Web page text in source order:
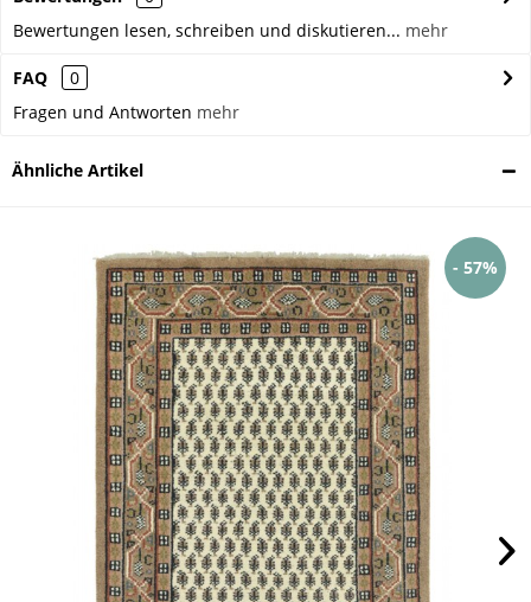
Bewertungen lesen, schreiben und diskutieren... mehr
FAQ
0
Fragen und Antworten mehr
Ähnliche Artikel
- 57%